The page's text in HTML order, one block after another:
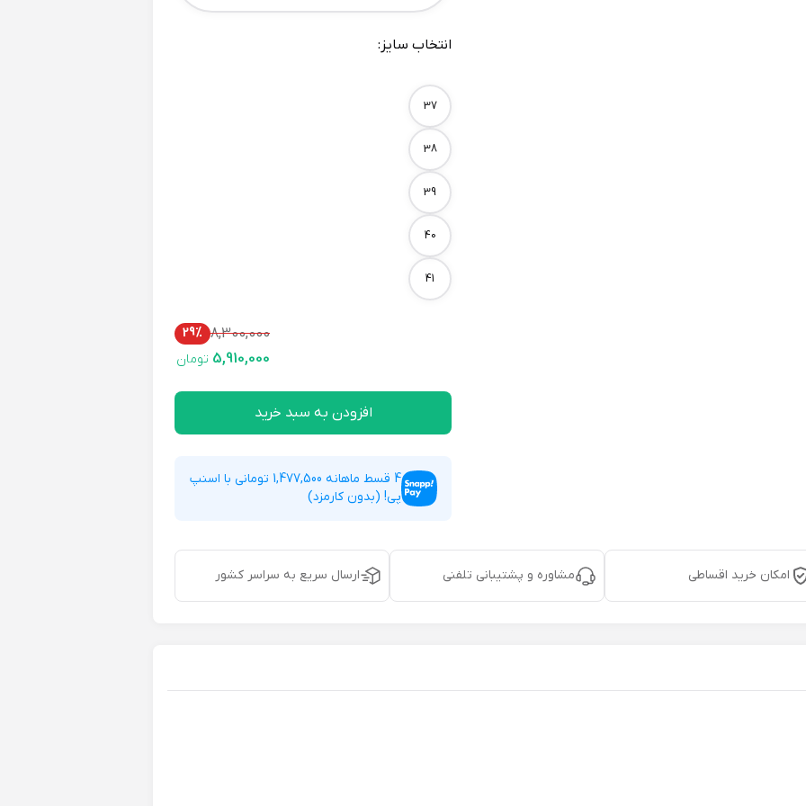
انتخاب سایز:
Size
37
38
39
40
41
8,300,000
29%
5,910,000 تومان
افزودن به سبد خرید
4 قسط ماهانه 1,477,500 تومانی با اسنپ
پی! (بدون کارمزد)
امکان خرید اقساطی مشاوره و پشتیبانی تلفنی ارسال سریع به سراسر کشور